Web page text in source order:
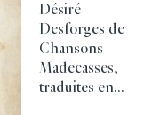
Désiré
Desforges de
Chansons
Madecasses,
traduites en...